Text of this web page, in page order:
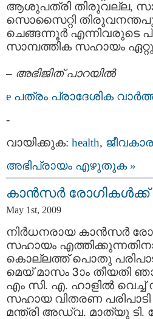
ആശുപത്രി തിരുവല്ല,
സൊസൈറ്റി
ചെങ്ങന്നൂര്‍ എന്നിവരുടെ
സാമ്പത്തിക സഹായം
– അഭിജിത് പാറയില്‍
e പത്രം പ്രാദേശിക
-
വായിക്കുക: health,
അഭിപ്രായം എഴുതുക »
കാന്‍സര്‍
May 1st, 2009
നിര്‍ധനരായ കാന്‍സര്‍
സഹായം
കൊല്ലത്ത് പൊതു പരിപാടി
മെയ് മാസം 3ാം തീയതി
എം സി. എ. ഹാളില്‍ വെച്ച്
സഹായ വിതരണ
മന്ത്രി അഡ്വ. മാത്യു